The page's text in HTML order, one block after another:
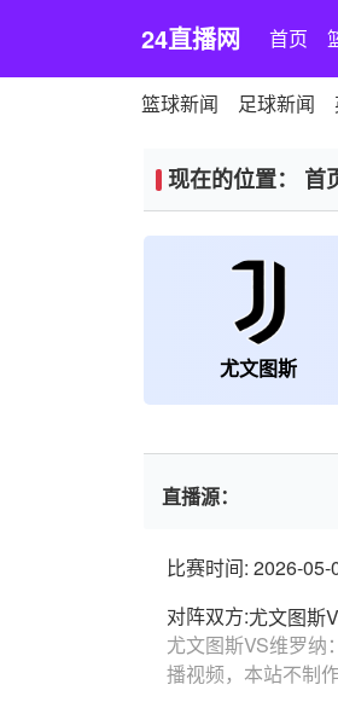
24直播网 首页
篮球新闻 足球新闻
现在的位置： 首
尤文图斯
直播源：
比赛时间: 2026-05-
对阵双方:尤文图斯
尤文图斯VS维罗纳
播视频，本站不制